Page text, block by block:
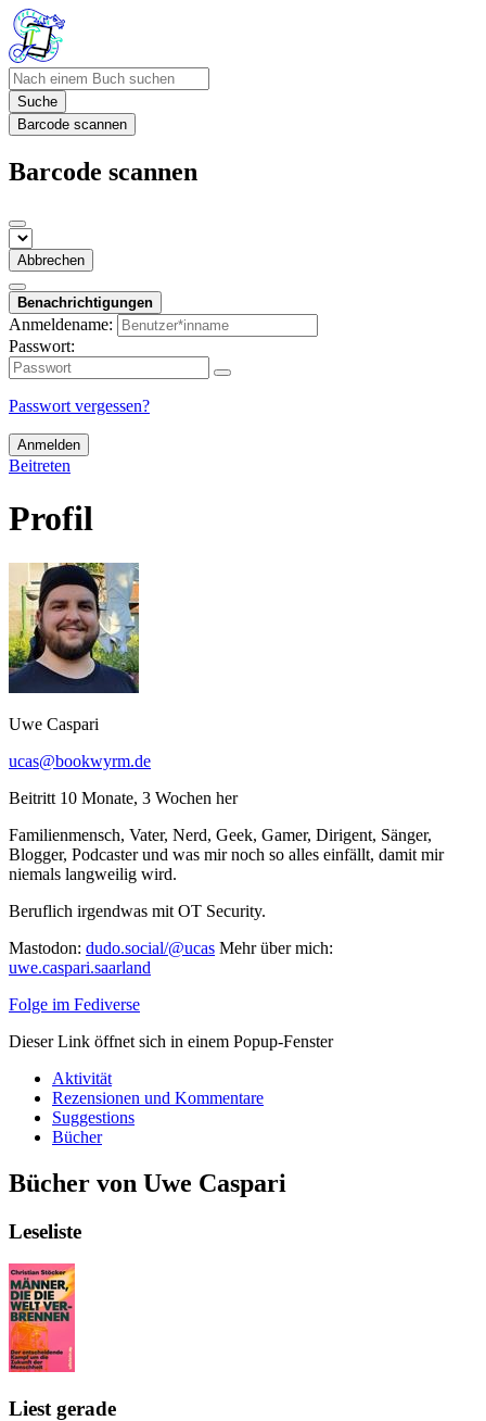
Suche
Barcode scannen
Barcode scannen
Abbrechen
Benachrichtigungen
Anmeldename:
Passwort:
Passwort vergessen?
Anmelden
Beitreten
Profil
Uwe Caspari
ucas@bookwyrm.de
Beitritt 10 Monate, 3 Wochen her
Familienmensch, Vater, Nerd, Geek, Gamer, Dirigent, Sänger,
Blogger, Podcaster und was mir noch so alles einfällt, damit mir
niemals langweilig wird.
Beruflich irgendwas mit OT Security.
Mastodon: dudo.social/@ucas Mehr über mich:
uwe.caspari.saarland
Folge im Fediverse
Dieser Link öffnet sich in einem Popup-Fenster
Aktivität
Rezensionen und Kommentare
Suggestions
Bücher
Bücher von Uwe Caspari
Leseliste
Liest gerade